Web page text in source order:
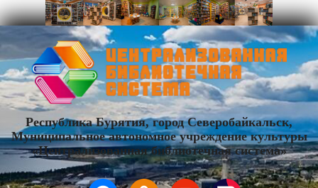
Республика Бурятия, город Северобайкальск,
Муниципальное автономное учреждение культуры
«Централизованная библиотечная система»